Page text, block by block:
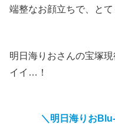
端整なお顔立ちで、と
明日海りおさんの宝塚
イイ…！
＼明日海りお